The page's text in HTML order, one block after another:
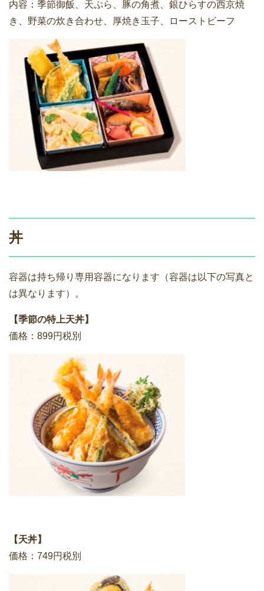
内容：季節御飯、天ぷら、豚の角煮、銀ひらすの西京焼
き、野菜の炊き合わせ、厚焼き玉子、ローストビーフ
丼
容器は持ち帰り専用容器になります（容器は以下の写真と
は異なります）。
【季節の特上天丼】
価格：899円税別
【天丼】
価格：749円税別